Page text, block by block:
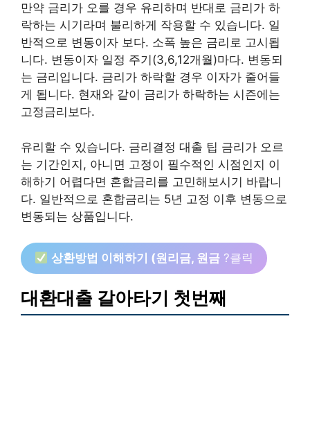
만약 금리가 오를 경우 유리하며 반대로 금리가 하
락하는 시기라며 불리하게 작용할 수 있습니다. 일
반적으로 변동이자 보다. 소폭 높은 금리로 고시됩
니다. 변동이자 일정 주기(3,6,12개월)마다. 변동되
는 금리입니다. 금리가 하락할 경우 이자가 줄어들
게 됩니다. 현재와 같이 금리가 하락하는 시즌에는
고정금리보다.
유리할 수 있습니다. 금리결정 대출 팁 금리가 오르
는 기간인지, 아니면 고정이 필수적인 시점인지 이
해하기 어렵다면 혼합금리를 고민해보시기 바랍니
다. 일반적으로 혼합금리는 5년 고정 이후 변동으로
변동되는 상품입니다.
상환방법 이해하기 (원리금, 원금 ?클릭
대환대출 갈아타기 첫번째